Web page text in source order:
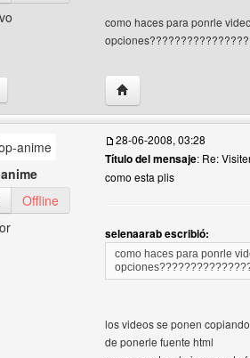
como haces para ponrle
Visitar sitio web del
anime Ver perfil del usuario
Offline
28-06-2008, 03:28
Título del mensaje: Re:
como esta plis
selenaarab escribió:
como haces para ponrle
los videos se ponen
de ponerle fuente html